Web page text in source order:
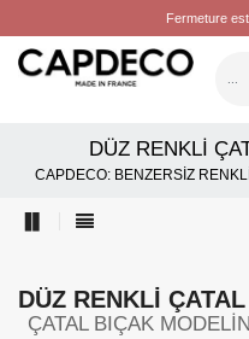
Fermeture
KATEGORILER
DÜZ RENKLI
CAPDECO: BENZERSIZ
DÜZ RENKLI
ÇATAL BIÇAK